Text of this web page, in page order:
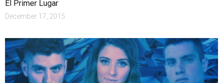
El Primer Lugar
December 17, 2015